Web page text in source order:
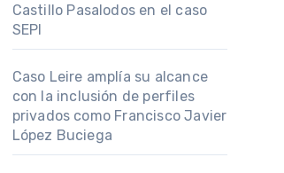
Castillo Pasalodos en el caso
SEPI
Caso Leire amplía su alcance
con la inclusión de perfiles
privados como Francisco Javier
López Buciega